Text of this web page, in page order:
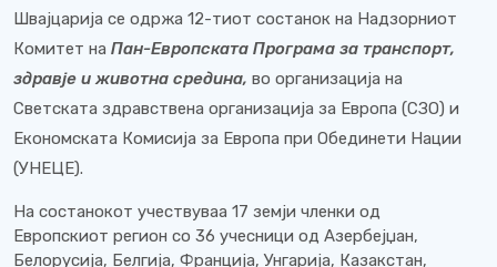
Швајцарија се одржа 12-тиот состанок на Надзорниот
Комитет на Пан-Европската Програма за транспорт,
здравје и животна средина, во организација на
Светската здравствена организација за Европа (СЗО) и
Економската Комисија за Европа при Обединети Нации
(УНЕЦЕ).
На состанокот учествуваа 17 земји членки од
Европскиот регион со 36 учесници од Азербејџан,
Белорусија, Белгија, Франција, Унгарија, Казакстан,